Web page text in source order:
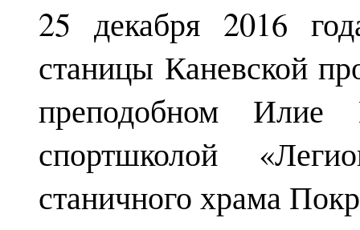
25 декабря 2016
станицы Каневской
преподобном Илие
спортшколой
станичного храма